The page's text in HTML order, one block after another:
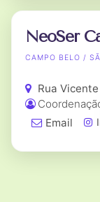
NeoSer
CAMPO BELO /
Rua
Email